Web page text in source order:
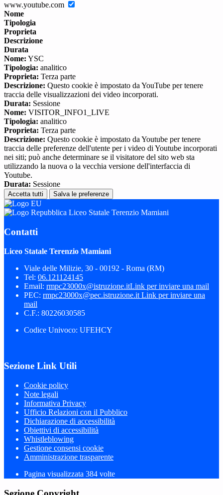
www.youtube.com
Nome
Tipologia
Proprieta
Descrizione
Durata
Nome: YSC
Tipologia: analitico
Proprieta: Terza parte
Descrizione: Questo cookie è impostato da YouTube per tenere
traccia delle visualizzazioni dei video incorporati.
Durata: Sessione
Nome: VISITOR_INFO1_LIVE
Tipologia: analitico
Proprieta: Terza parte
Descrizione: Questo cookie è impostato da Youtube per tenere
traccia delle preferenze dell'utente per i video di Youtube incorporati
nei siti; può anche determinare se il visitatore del sito web sta
utilizzando la nuova o la vecchia versione dell'interfaccia di
Youtube.
Durata: Sessione
Accetta tutti Salva le preferenze
Liceo Statale Terenzio Mamiani
Contatti
Liceo Statale Terenzio Mamiani
Viale delle Milizie, 30 - 00192 - Roma (RM)
Tel: 06.121124145
Email: rmpc23000x@istruzione.itLink per inviare una mail
PEC: rmpc23000x@pec.istruzione.it Link per inviare una
mail
C.F.: 80226030585
Codice Univoco: UFEHCY
Sezione Link Utili
Cookie policy
Note legali
Informativa Privacy
Ufficio Relazioni con il Pubblico
Dichiarazione di accessibilità
Obiettivi di accessibilità
Whistleblowing
Gestione consensi cookie
Amministrazione trasparente
Pagina visualizzata 384 volte